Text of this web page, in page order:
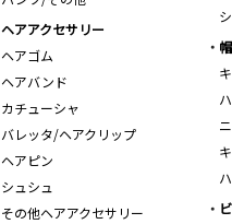
ヘアアクセサリー
ヘアゴム
ヘアバンド
カチューシャ
バレッタ/ヘアクリップ
ヘアピン
シュシュ
その他ヘアアクセサリー